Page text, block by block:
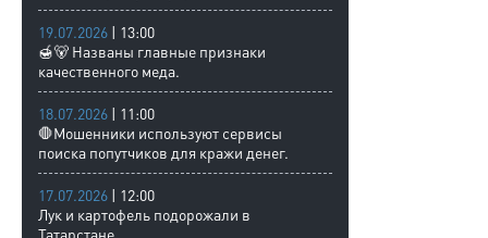
19.07.2026 | 13:00
🍯🐻 Названы главные признаки
качественного меда.
18.07.2026 | 11:00
🛑Мошенники используют сервисы
поиска попутчиков для кражи денег.
17.07.2026 | 12:00
Лук и картофель подорожали в
Татарстане.